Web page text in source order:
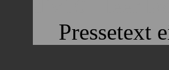
Pressetext